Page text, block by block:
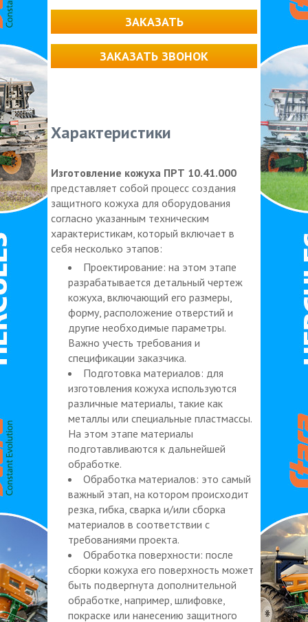
ЗАКАЗАТЬ
ЗАКАЗАТЬ ЗВОНОК
Характеристики
Изготовление кожуха ПРТ 10.41.000
представляет собой процесс создания
защитного кожуха для оборудования
согласно указанным техническим
характеристикам, который включает в
себя несколько этапов:
Проектирование: на этом этапе
разрабатывается детальный чертеж
кожуха, включающий его размеры,
форму, расположение отверстий и
другие необходимые параметры.
Важно учесть требования и
спецификации заказчика.
Подготовка материалов: для
изготовления кожуха используются
различные материалы, такие как
металлы или специальные пластмассы.
На этом этапе материалы
подготавливаются к дальнейшей
обработке.
Обработка материалов: это самый
важный этап, на котором происходит
резка, гибка, сварка и/или сборка
материалов в соответствии с
требованиями проекта.
Обработка поверхности: после
сборки кожуха его поверхность может
быть подвергнута дополнительной
обработке, например, шлифовке,
покраске или нанесению защитного